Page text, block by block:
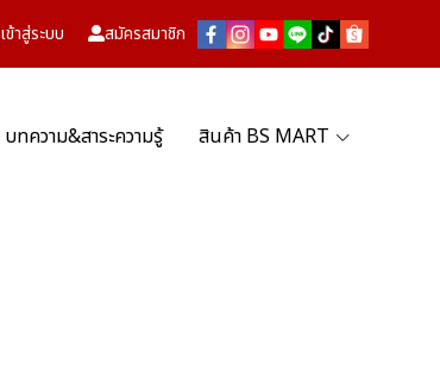
เข้าสู่ระบบ สมัครสมาชิก
บทความ&สาระความรู้ สินค้า BS MART